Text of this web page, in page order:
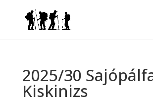
2025/30
Kiskinizs